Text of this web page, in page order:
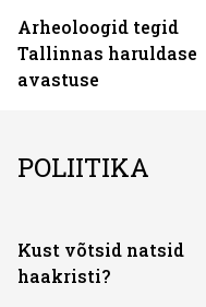
Arheoloogid tegid
Tallinnas haruldase
avastuse
POLIITIKA
Kust võtsid natsid
haakristi?